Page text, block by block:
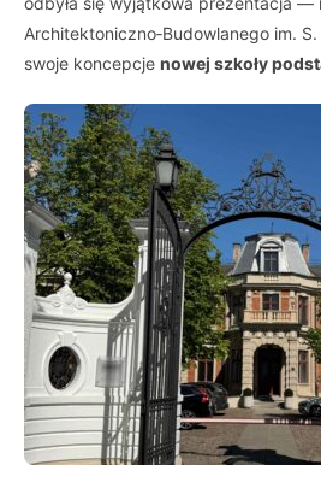
Architektoniczno‑Budowlanego im.
swoje koncepcje nowej szkoły